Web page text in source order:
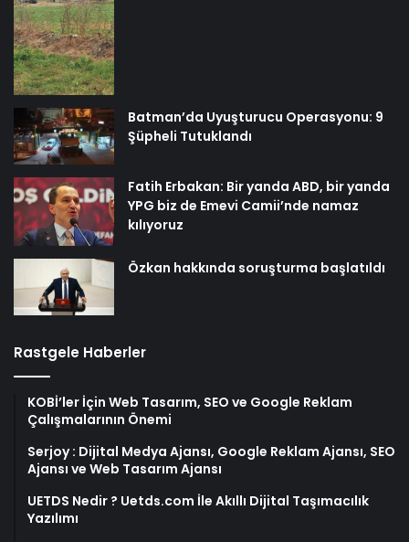
Batman’da Uyuşturucu Operasyonu: 9
Şüpheli Tutuklandı
Fatih Erbakan: Bir yanda ABD, bir yanda
YPG biz de Emevi Camii’nde namaz
kılıyoruz
Özkan hakkında soruşturma başlatıldı
Rastgele Haberler
KOBİ’ler İçin Web Tasarım, SEO ve Google Reklam
Çalışmalarının Önemi
Serjoy : Dijital Medya Ajansı, Google Reklam Ajansı, SEO
Ajansı ve Web Tasarım Ajansı
UETDS Nedir ? Uetds.com İle Akıllı Dijital Taşımacılık
Yazılımı